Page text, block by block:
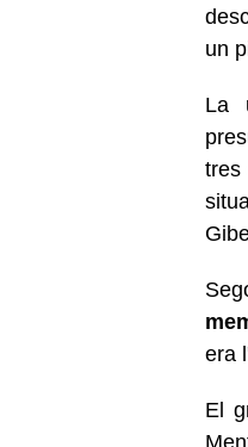
un
La
tres
era
El